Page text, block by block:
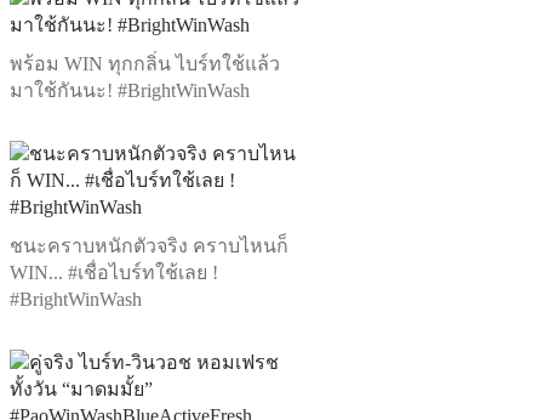
พร้อม WIN ทุกกลิ่น ไบร์ทใช้แล้ว
มาใช้กันนะ! #BrightWinWash
ชนะคราบหนักตัวจริง คราบไหนก็
WIN... #เชื่อไบร์ทใช้เลย !
#BrightWinWash